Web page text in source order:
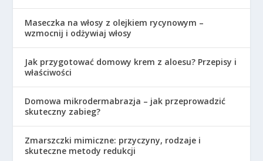
Maseczka na włosy z olejkiem rycynowym –
wzmocnij i odżywiaj włosy
Jak przygotować domowy krem z aloesu? Przepisy i
właściwości
Domowa mikrodermabrazja – jak przeprowadzić
skuteczny zabieg?
Zmarszczki mimiczne: przyczyny, rodzaje i
skuteczne metody redukcji